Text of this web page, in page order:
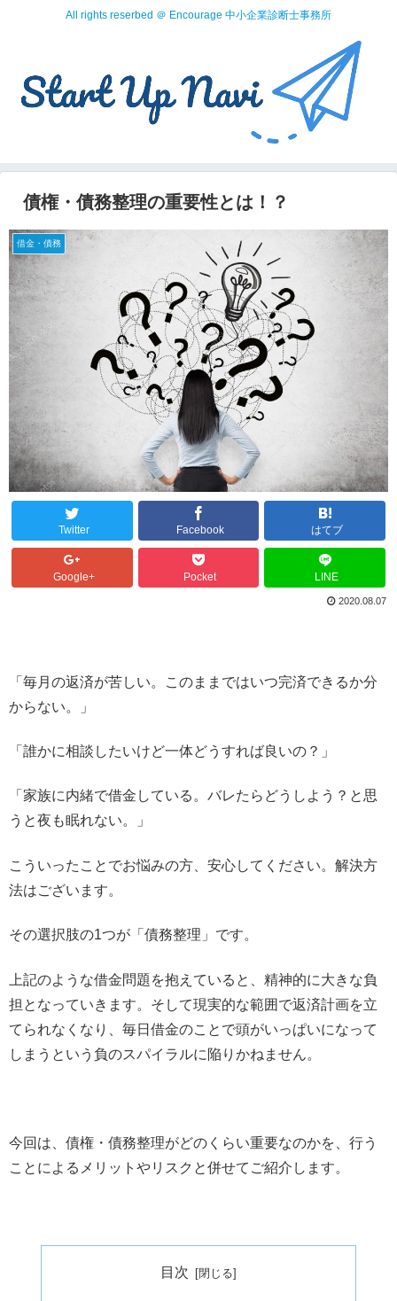
All rights reserbed ＠ Encourage 中小企業診断士事務所
債権・債務整理の重要性とは！？
借金・債務
Twitter Facebook はてブ
Google+ Pocket LINE
2020.08.07
「毎月の返済が苦しい。このままではいつ完済できるか分
からない。」
「誰かに相談したいけど一体どうすれば良いの？」
「家族に内緒で借金している。バレたらどうしよう？と思
うと夜も眠れない。」
こういったことでお悩みの方、安心してください。解決方
法はございます。
その選択肢の1つが「債務整理」です。
上記のような借金問題を抱えていると、精神的に大きな負
担となっていきます。そして現実的な範囲で返済計画を立
てられなくなり、毎日借金のことで頭がいっぱいになって
しまうという負のスパイラルに陥りかねません。
今回は、債権・債務整理がどのくらい重要なのかを、行う
ことによるメリットやリスクと併せてご紹介します。
目次